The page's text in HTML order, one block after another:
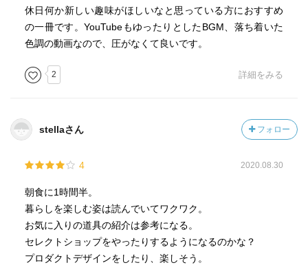
休日何か新しい趣味がほしいなと思っている方におすすめ
の一冊です。YouTubeもゆったりとしたBGM、落ち着いた
色調の動画なので、圧がなくて良いです。
2 詳細をみる
stellaさん フォロー
4 2020.08.30
朝食に1時間半。
暮らしを楽しむ姿は読んでいてワクワク。
お気に入りの道具の紹介は参考になる。
セレクトショップをやったりするようになるのかな？
プロダクトデザインをしたり、楽しそう。